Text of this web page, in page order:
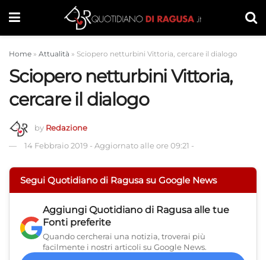
Home » Attualità » Sciopero netturbini Vittoria, cercare il dialogo
Sciopero netturbini Vittoria,
cercare il dialogo
by Redazione
14 Febbraio 2019 - Aggiornato alle ore 09:21 -
Segui Quotidiano di Ragusa su Google News
Aggiungi Quotidiano di Ragusa alle tue
Fonti preferite
Quando cercherai una notizia, troverai più
facilmente i nostri articoli su Google News.